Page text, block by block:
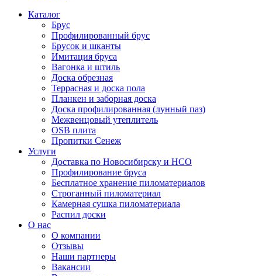
Каталог
Брус
Профилированный брус
Брусок и шканты
Имитация бруса
Вагонка и штиль
Доска обрезная
Террасная и доска пола
Планкен и заборная доска
Доска профилированная (лунный паз)
Межвенцовый утеплитель
OSB плита
Пропитки Сенеж
Услуги
Доставка по Новосибирску и НСО
Профилирование бруса
Бесплатное хранение пиломатериалов
Строганный пиломатериал
Камерная сушка пиломатериала
Распил доски
О нас
О компании
Отзывы
Наши партнеры
Вакансии